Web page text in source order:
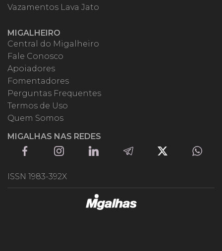
Vazamentos Lava Jato
MIGALHEIRO
Central do Migalheiro
Fale Conosco
Apoiadores
Fomentadores
Perguntas Frequentes
Termos de Uso
Quem Somos
MIGALHAS NAS REDES
ISSN 1983-392X